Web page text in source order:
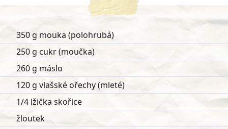
350 g mouka (polohrubá)
250 g cukr (moučka)
260 g máslo
120 g vlašské ořechy (mleté)
1/4 lžička skořice
žloutek